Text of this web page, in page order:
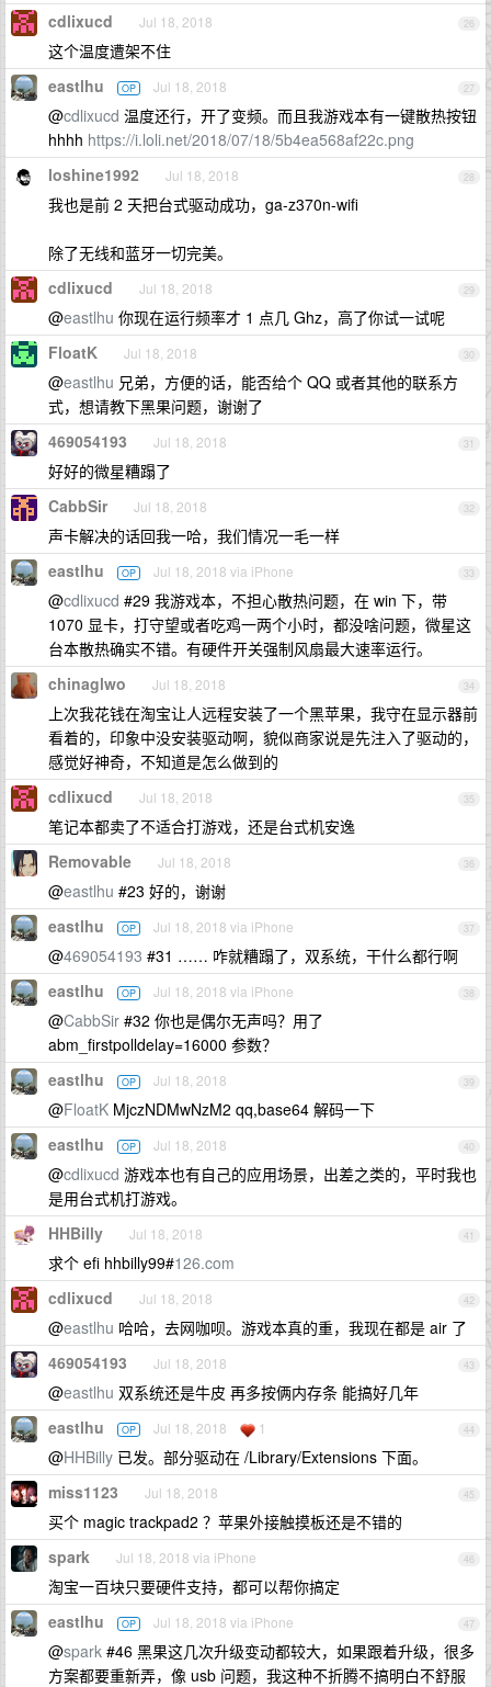
26
cdlixucd Jul 18, 2018
这个温度遭架不住
27
eastlhu OP Jul 18, 2018
@cdlixucd 温度还行，开了变频。而且我游戏本有一键散热按钮
hhhh https://i.loli.net/2018/07/18/5b4ea568af22c.png
28
loshine1992 Jul 18, 2018
我也是前 2 天把台式驱动成功，ga-z370n-wifi
除了无线和蓝牙一切完美。
29
cdlixucd Jul 18, 2018
@eastlhu 你现在运行频率才 1 点几 Ghz，高了你试一试呢
30
FloatK Jul 18, 2018
@eastlhu 兄弟，方便的话，能否给个 QQ 或者其他的联系方
式，想请教下黑果问题，谢谢了
31
469054193 Jul 18, 2018
好好的微星糟蹋了
32
CabbSir Jul 18, 2018
声卡解决的话回我一哈，我们情况一毛一样
33
eastlhu OP Jul 18, 2018 via iPhone
@cdlixucd #29 我游戏本，不担心散热问题，在 win 下，带
1070 显卡，打守望或者吃鸡一两个小时，都没啥问题，微星这
台本散热确实不错。有硬件开关强制风扇最大速率运行。
34
chinaglwo Jul 18, 2018
上次我花钱在淘宝让人远程安装了一个黑苹果，我守在显示器前
看着的，印象中没安装驱动啊，貌似商家说是先注入了驱动的，
感觉好神奇，不知道是怎么做到的
35
cdlixucd Jul 18, 2018
笔记本都卖了不适合打游戏，还是台式机安逸
36
Removable Jul 18, 2018
@eastlhu #23 好的，谢谢
37
eastlhu OP Jul 18, 2018 via iPhone
@469054193 #31 …… 咋就糟蹋了，双系统，干什么都行啊
38
eastlhu OP Jul 18, 2018 via iPhone
@CabbSir #32 你也是偶尔无声吗？用了
abm_firstpolldelay=16000 参数？
39
eastlhu OP Jul 18, 2018
@FloatK MjczNDMwNzM2 qq,base64 解码一下
40
eastlhu OP Jul 18, 2018
@cdlixucd 游戏本也有自己的应用场景，出差之类的，平时我也
是用台式机打游戏。
41
HHBilly Jul 18, 2018
求个 efi hhbilly99#126.com
42
cdlixucd Jul 18, 2018
@eastlhu 哈哈，去网咖呗。游戏本真的重，我现在都是 air 了
43
469054193 Jul 18, 2018
@eastlhu 双系统还是牛皮 再多按俩内存条 能搞好几年
44
eastlhu OP Jul 18, 2018 1
@HHBilly 已发。部分驱动在 /Library/Extensions 下面。
45
miss1123 Jul 18, 2018
买个 magic trackpad2 ？苹果外接触摸板还是不错的
46
spark Jul 18, 2018 via iPhone
淘宝一百块只要硬件支持，都可以帮你搞定
47
eastlhu OP Jul 18, 2018 via iPhone
@spark #46 黑果这几次升级变动都较大，如果跟着升级，很多
方案都要重新弄，像 usb 问题，我这种不折腾不搞明白不舒服